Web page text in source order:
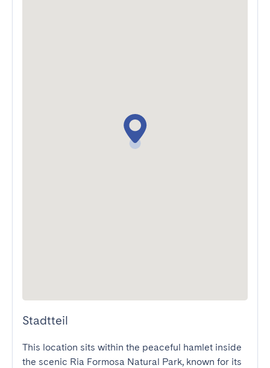
Stadtteil
This location sits within the peaceful hamlet inside
the scenic Ria Formosa Natural Park, known for its